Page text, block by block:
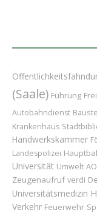
(Saale) Führung
Autobahndienst
Krankenhaus
Handwerkskammer
Landespolizei
Universität Umwelt
Zeugenaufruf verdi
Universitätsmedizin
Verkehr Feuerwehr